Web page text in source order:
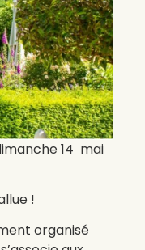
14 mai
!
organisé